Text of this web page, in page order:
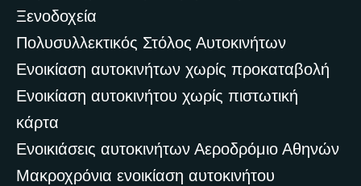
Ξενοδοχεία
Πολυσυλλεκτικός Στόλος Αυτοκινήτων
Ενοικίαση αυτοκινήτων χωρίς προκαταβολή
Ενοικίαση αυτοκινήτου χωρίς πιστωτική
κάρτα
Ενοικιάσεις αυτοκινήτων Αεροδρόμιο Αθηνών
Μακροχρόνια ενοικίαση αυτοκινήτου